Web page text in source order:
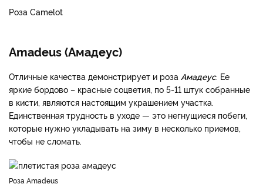
Роза Camelot
Amadeus (Амадеус)
Отличные качества демонстрирует и роза Амадеус. Ее
яркие бордово – красные соцветия, по 5-11 штук собранные
в кисти, являются настоящим украшением участка.
Единственная трудность в уходе — это негнущиеся побеги,
которые нужно укладывать на зиму в несколько приемов,
чтобы не сломать.
Роза Amadeus